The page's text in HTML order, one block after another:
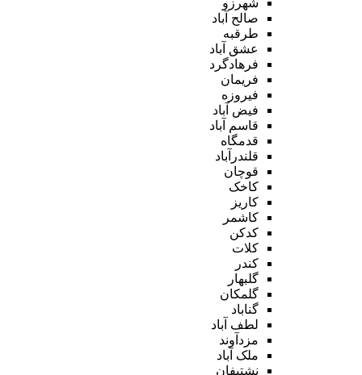
صالح آباد
طرقبه
عشق آباد
فرهادگرد
فریمان
فیروزه
فیض آباد
قاسم آباد
قدمگاه
قلندرآباد
قوچان
کاخک
کاریز
کاشمر
کدکن
کلات
کندر
گلبهار
گلمکان
گناباد
لطف آباد
مزدآوند
ملک آباد
نشتیفان